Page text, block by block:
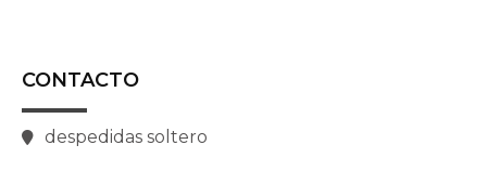
CONTACTO
despedidas soltero